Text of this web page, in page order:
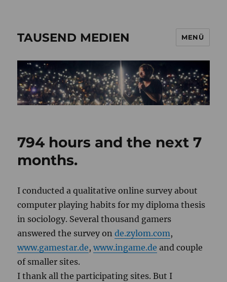
TAUSEND MEDIEN MENÜ
794 hours and the next 7
months.
I conducted a qualitative online survey about
computer playing habits for my diploma thesis
in sociology. Several thousand gamers
answered the survey onde.zylom.com,
www.gamestar.de,www.ingame.de and couple
of smaller sites.
I thank all the participating sites. But I